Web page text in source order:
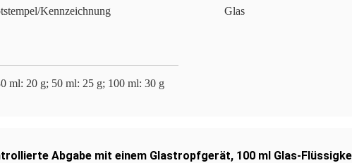
Kennzeichnung Glas
ml: 20 g; 50 ml: 25 g; 100 ml: 30 g
Abgabe mit einem Glastropfgerät, 100 ml Glas-